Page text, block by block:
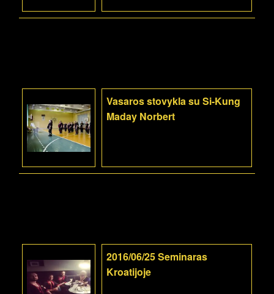
Vasaros stovykla su Si-Kung
Maday Norbert
2016/06/25 Seminaras
Kroatijoje